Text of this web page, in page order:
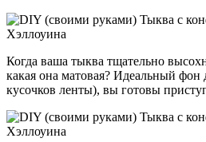
Когда ваша тыква тщательно
какая она матовая? Идеальный фон
кусочков ленты), вы готовы